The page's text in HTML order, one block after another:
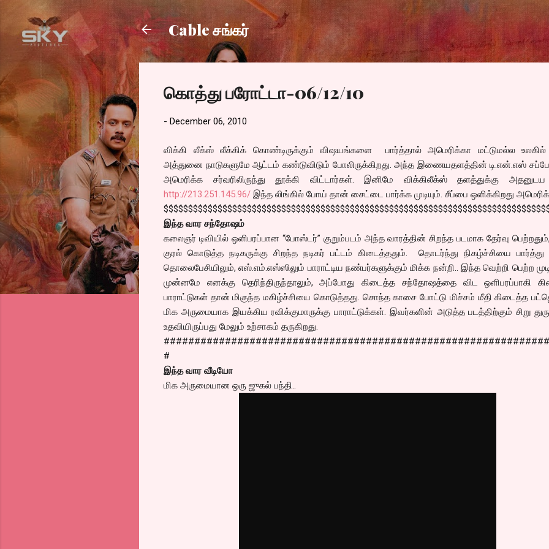
Skip to main content
Cable சங்கர்
கொத்து பரோட்டா-06/12/10
- December 06, 2010
விக்கி லீக்ஸ் லீக்கிக் கொண்டிருக்கும் விஷயங்களை பார்த்தால் அமெரிக்கா மட்டுமல்ல
அத்துனை நாடுகளுமே ஆட்டம் கண்டுவிடும் போலிருக்கிறது. அந்த இணையதளத்தின் டி.என்.எஸ்
அமெரிக்க சர்வரிலிருந்து தூக்கி விட்டார்கள். இனிமே விக்கிலீக்ஸ் தளத்துக்கு அதனுடய
http://213.251.145.96/ இந்த லிங்கில் போய் தான் சைட்டை பார்க்க முடியும். சீப்பை ஒளிக்கிறது
இந்த வார சந்தோஷம்
கலைஞர் டிவியில் ஒளிபரப்பான “போஸ்டர்” குறும்படம் அந்த வாரத்தின் சிறந்த படமாக தேர்வு
குரல் கொடுத்த நடிகருக்கு சிறந்த நடிகர் பட்டம் கிடைத்ததும். தொடர்ந்து நிகழ்ச்சியை பார்த்து
தொலைபேசியிலும், எஸ்.எம்.எஸ்ஸிலும் பாராட்டிய நண்பர்களுக்கும் மிக்க நன்றி.. இந்த வெற்றி பெற்ற
முன்னமே எனக்கு தெரிந்திருந்தாலும், அப்போது கிடைத்த சந்தோஷத்தை விட ஒளிபரப்பாகி
பாராட்டுகள் தான் மிகுந்த மகிழ்ச்சியை கொடுத்தது. சொந்த காசை போட்டு மிச்சம் மீதி கிடைத்த
மிக அருமையாக இயக்கிய ரவிக்குமாருக்கு பாராட்டுக்கள். இவர்களின் அடுத்த படத்திற்கும் சிறு
உதவியிருப்பது மேலும் உற்சாகம் தருகிறது.
#
இந்த வார வீடியோ
மிக அருமையான ஒரு ஜுகல் பந்தி..